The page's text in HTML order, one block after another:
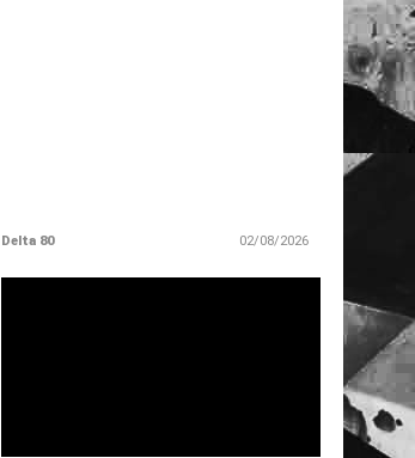
Delta 80 02/08/2026